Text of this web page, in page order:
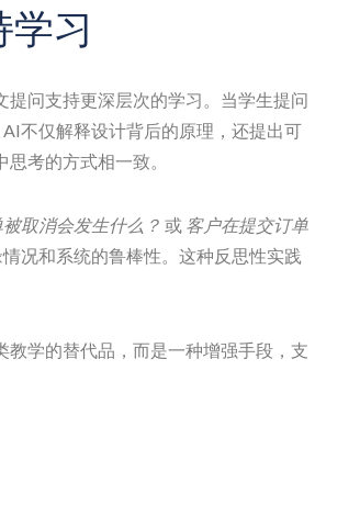
习
问支持更深层次的学习。当学生提问
不仅解释设计背后的原理，还提出可
考的方式相一致。
取消会发生什么？ 或 客户在提交订单
况和系统的鲁棒性。这种反思性实践
学的替代品，而是一种增强手段，支